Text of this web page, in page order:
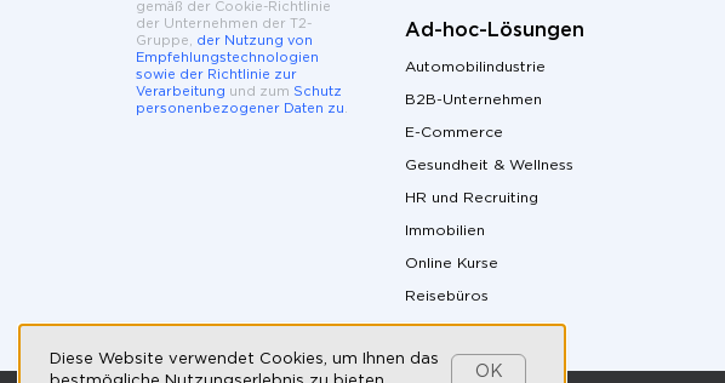
gemäß der Cookie-Richtlinie
der Unternehmen der T2-
Gruppe, der Nutzung von
Empfehlungstechnologien
sowie der Richtlinie zur
Verarbeitung und zum Schutz
personenbezogener Daten zu .
Ad-hoc-Lösungen
Automobilindustrie
B2B-Unternehmen
E-Commerce
Gesundheit & Wellness
HR und Recruiting
Immobilien
Online Kurse
Reisebüros
Diese Website verwendet Cookies, um Ihnen das
OK